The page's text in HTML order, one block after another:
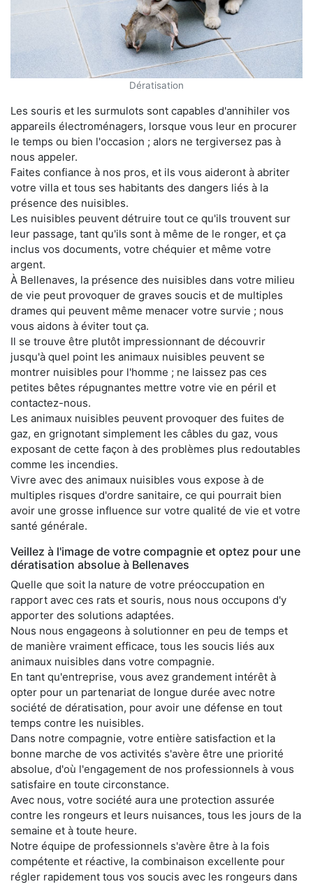
Dératisation
Les souris et les surmulots sont capables d'annihiler vos
appareils électroménagers, lorsque vous leur en procurer
le temps ou bien l'occasion ; alors ne tergiversez pas à
nous appeler.
Faites confiance à nos pros, et ils vous aideront à abriter
votre villa et tous ses habitants des dangers liés à la
présence des nuisibles.
Les nuisibles peuvent détruire tout ce qu'ils trouvent sur
leur passage, tant qu'ils sont à même de le ronger, et ça
inclus vos documents, votre chéquier et même votre
argent.
À Bellenaves, la présence des nuisibles dans votre milieu
de vie peut provoquer de graves soucis et de multiples
drames qui peuvent même menacer votre survie ; nous
vous aidons à éviter tout ça.
Il se trouve être plutôt impressionnant de découvrir
jusqu'à quel point les animaux nuisibles peuvent se
montrer nuisibles pour l'homme ; ne laissez pas ces
petites bêtes répugnantes mettre votre vie en péril et
contactez-nous.
Les animaux nuisibles peuvent provoquer des fuites de
gaz, en grignotant simplement les câbles du gaz, vous
exposant de cette façon à des problèmes plus redoutables
comme les incendies.
Vivre avec des animaux nuisibles vous expose à de
multiples risques d'ordre sanitaire, ce qui pourrait bien
avoir une grosse influence sur votre qualité de vie et votre
santé générale.
Veillez à l'image de votre compagnie et optez pour une
dératisation absolue à Bellenaves
Quelle que soit la nature de votre préoccupation en
rapport avec ces rats et souris, nous nous occupons d'y
apporter des solutions adaptées.
Nous nous engageons à solutionner en peu de temps et
de manière vraiment efficace, tous les soucis liés aux
animaux nuisibles dans votre compagnie.
En tant qu'entreprise, vous avez grandement intérêt à
opter pour un partenariat de longue durée avec notre
société de dératisation, pour avoir une défense en tout
temps contre les nuisibles.
Dans notre compagnie, votre entière satisfaction et la
bonne marche de vos activités s'avère être une priorité
absolue, d'où l'engagement de nos professionnels à vous
satisfaire en toute circonstance.
Avec nous, votre société aura une protection assurée
contre les rongeurs et leurs nuisances, tous les jours de la
semaine et à toute heure.
Notre équipe de professionnels s'avère être à la fois
compétente et réactive, la combinaison excellente pour
régler rapidement tous vos soucis avec les rongeurs dans